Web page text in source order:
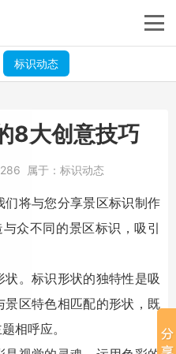
标识动态
8大创意技巧
286 属于： 标识动态
们将与您分享景区标识制作
众不同的景区标识 ，吸引
。标识形状的独特性是吸
区特色相匹配的形状，既
相呼应。